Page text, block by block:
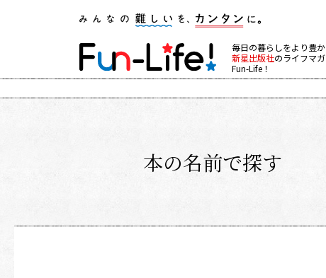
毎日の暮らしをより豊
新星出版社のライフマ
Fun-Life！
本の名前で探す